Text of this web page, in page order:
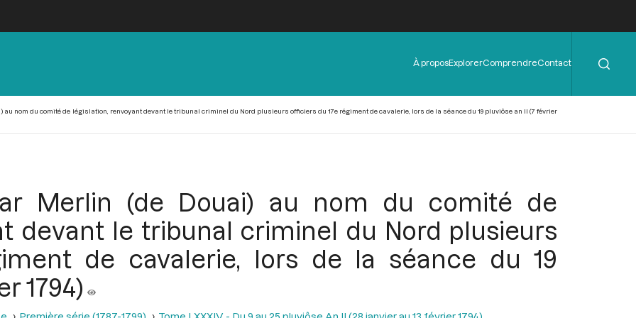
Menu
de
À proposExplorerComprendreContact
au nom du comité de législation, renvoyant devant le tribunal criminel du Nord plusieurs officiers du 17e régiment de cavalerie, lors de la séance du 19 pluviôse an II (7 février
Merlin (de Douai) au nom du comité de
devant le tribunal criminel du Nord plusieurs
de cavalerie, lors de la séance du 19
1794)